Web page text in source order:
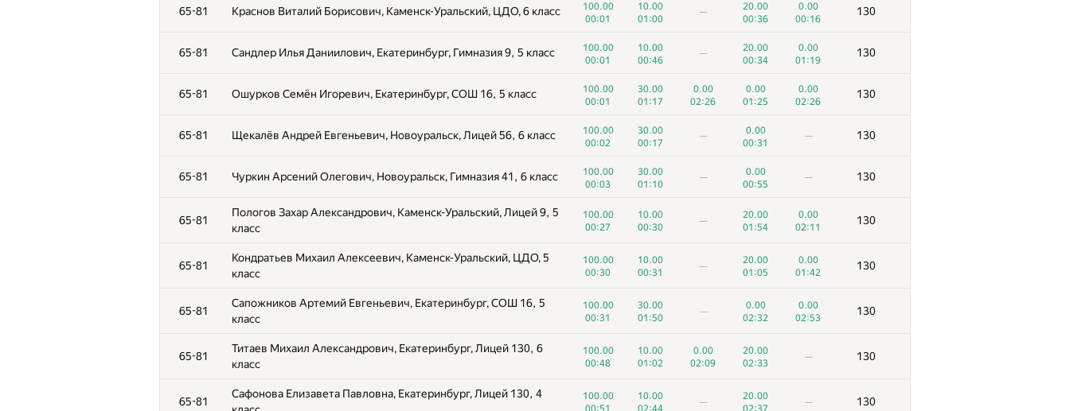
65-81 Краснов Виталий Борисович, Каменск-Уральский, ЦДО, 6 класс
100.00
00:01
10.00
01:00
—
20.00
00:36
0.00
00:16
130
65-81 Сандлер Илья Даниилович, Екатеринбург, Гимназия 9, 5 класс
100.00
00:01
10.00
00:46
—
20.00
00:34
0.00
01:19
130
65-81 Ошурков Семён Игоревич, Екатеринбург, СОШ 16, 5 класс
100.00
00:01
30.00
01:17
0.00
02:26
0.00
01:25
0.00
02:26
130
65-81 Щекалёв Андрей Евгеньевич, Новоуральск, Лицей 56, 6 класс
100.00
00:02
30.00
00:17
—
0.00
00:31
— 130
65-81 Чуркин Арсений Олегович, Новоуральск, Гимназия 41, 6 класс
100.00
00:03
30.00
01:10
—
0.00
00:55
— 130
65-81
Пологов Захар Александрович, Каменск-Уральский, Лицей 9, 5
класс
100.00
00:27
10.00
00:30
—
20.00
01:54
0.00
02:11
130
65-81
Кондратьев Михаил Алексеевич, Каменск-Уральский, ЦДО, 5
класс
100.00
00:30
10.00
00:31
—
20.00
01:05
0.00
01:42
130
65-81
Сапожников Артемий Евгеньевич, Екатеринбург, СОШ 16, 5
класс
100.00
00:31
30.00
01:50
—
0.00
02:32
0.00
02:53
130
65-81
Титаев Михаил Александрович, Екатеринбург, Лицей 130, 6
класс
100.00
00:48
10.00
01:02
0.00
02:09
20.00
02:33
— 130
65-81
Сафонова Елизавета Павловна, Екатеринбург, Лицей 130, 4
100.00
00:51
10.00
02:44
—
20.00
02:37
— 130